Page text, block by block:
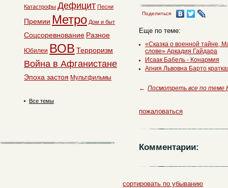
Поделиться
Еще по теме:
«Сказка о военной тайне,
слове» Аркадия Гайдара
Исаак Бабель - Конармия
Агния Львовна Барто
← Посмотреть все по теме
пожаловаться
Комментарии:
сортировать по убыванию
Катастрофы Дефицит Песни
Премии Метро Дом и быт
Соцсоревнование Разное
Юбилеи ВОВ Терроризм
Война в Афганистане
Эпоха застоя Мультфильмы
Все темы